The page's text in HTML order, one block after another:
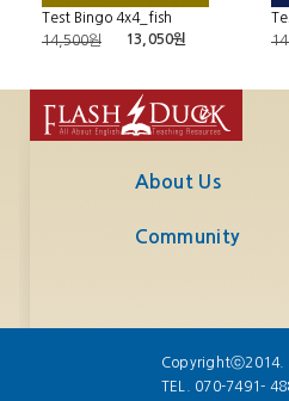
Test Bingo 4x4_fish
14,500원
13,050원
About Us
Community
Copyrightⓒ2014.
TEL. 070-7491-